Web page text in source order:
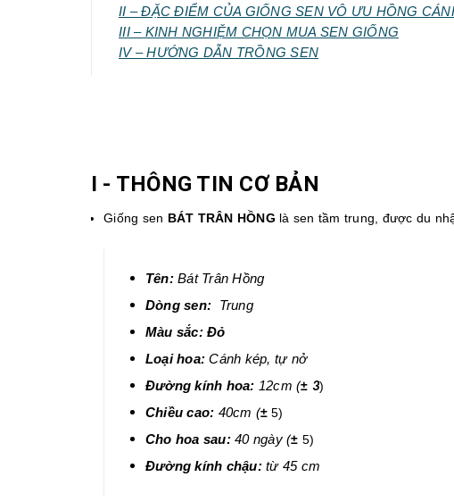
II – ĐẶC ĐIỂM CỦA GIỐNG SEN VÔ ƯU HỒNG
III – KINH NGHIỆM CHỌN MUA SEN GIỐNG
IV – HƯỚNG DẪN TRỒNG SEN
I - THÔNG TIN CƠ BẢN
Giống sen BÁT TRÂN HỒNG là sen tầm trung, được du
Tên: Bát Trân Hồng
Dòng sen: Trung
Màu sắc: Đỏ
Loại hoa: Cánh kép, tự nở
Đường kính hoa: 12cm (± 3)
Chiều cao: 40cm (± 5)
Cho hoa sau: 40ngày (± 5)
Đường kính chậu:từ 45 cm